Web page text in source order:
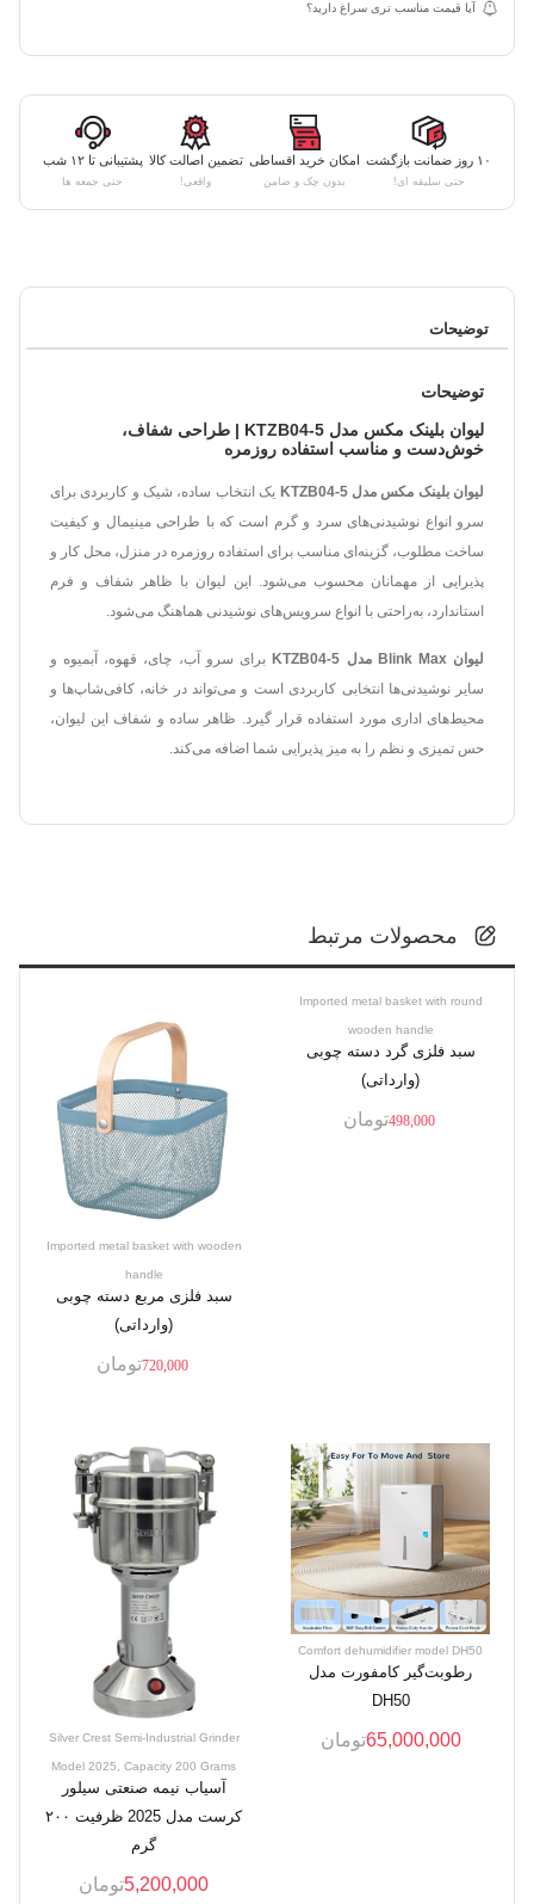
آیا قیمت مناسب تری سراغ دارید؟
۱۰ روز ضمانت بازگشت
حتی سلیقه ای!
امکان خرید اقساطی
بدون چک و ضامن
تضمین اصالت کالا
واقعی!
پشتیبانی تا ۱۲ شب
حتی جمعه ها
توضیحات
توضیحات
لیوان بلینک مکس مدل KTZB04-5 | طراحی شفاف،
خوش‌دست و مناسب استفاده روزمره
لیوان بلینک مکس مدل KTZB04-5
یک انتخاب ساده، شیک و کاربردی برای
سرو انواع نوشیدنی‌های سرد و گرم است که با طراحی مینیمال و کیفیت
ساخت مطلوب، گزینه‌ای مناسب برای استفاده روزمره در منزل، محل کار و
پذیرایی از مهمانان محسوب می‌شود. این لیوان با ظاهر شفاف و فرم
استاندارد، به‌راحتی با انواع سرویس‌های نوشیدنی هماهنگ می‌شود.
لیوان Blink Max مدل KTZB04-5
برای سرو آب، چای، قهوه، آبمیوه و
سایر نوشیدنی‌ها انتخابی کاربردی است و می‌تواند در خانه، کافی‌شاپ‌ها و
محیط‌های اداری مورد استفاده قرار گیرد. ظاهر ساده و شفاف این لیوان،
حس تمیزی و نظم را به میز پذیرایی شما اضافه می‌کند.
محصولات مرتبط
Imported metal basket with round
wooden handle
سبد فلزی گرد دسته چوبی
(وارداتی)
498,000 تومان
Imported metal basket with wooden
handle
سبد فلزی مربع دسته چوبی
(وارداتی)
720,000 تومان
Comfort dehumidifier model DH50
رطوبت‌گیر کامفورت مدل
DH50
65,000,000تومان Silver Crest Semi-Industrial Grinder
Model 2025, Capacity 200 Grams
آسیاب نیمه صنعتی سیلور
کرست مدل 2025 ظرفیت ۲۰۰
گرم
5,200,000تومان